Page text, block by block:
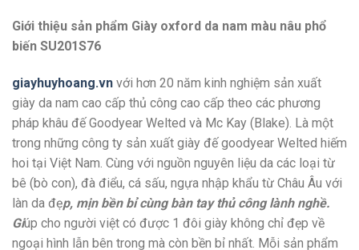
Giới thiệu sản phẩm Giày oxford da nam màu nâu phổ
biến SU201S76
giayhuyhoang.vn với hơn 20 năm kinh nghiệm sản xuất
giày da nam cao cấp thủ công cao cấp theo các phương
pháp khâu đế Goodyear Welted và Mc Kay (Blake). Là một
trong những công ty sản xuất giày đế goodyear Welted hiếm
hoi tại Việt Nam. Cùng với nguồn nguyên liệu da các loại từ
bê (bò con), đà điểu, cá sấu, ngựa nhập khẩu từ Châu Âu với
làn da đẹp, mịn bền bỉ cùng bàn tay thủ công lành nghề.
Giúp cho người việt có được 1 đôi giày không chỉ đẹp về
ngoại hình lẫn bên trong mà còn bền bỉ nhất. Mỗi sản phẩm